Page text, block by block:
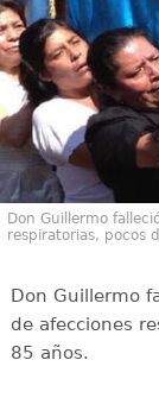
Don Guillermo
respiratorias, pocos
Don Guillermo
de afecciones
85 años.